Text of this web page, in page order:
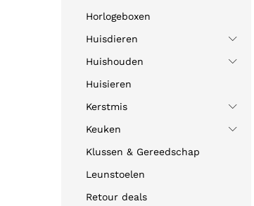
Horlogeboxen
Huisdieren
Huishouden
Huisieren
Kerstmis
Keuken
Klussen & Gereedschap
Leunstoelen
Retour deals